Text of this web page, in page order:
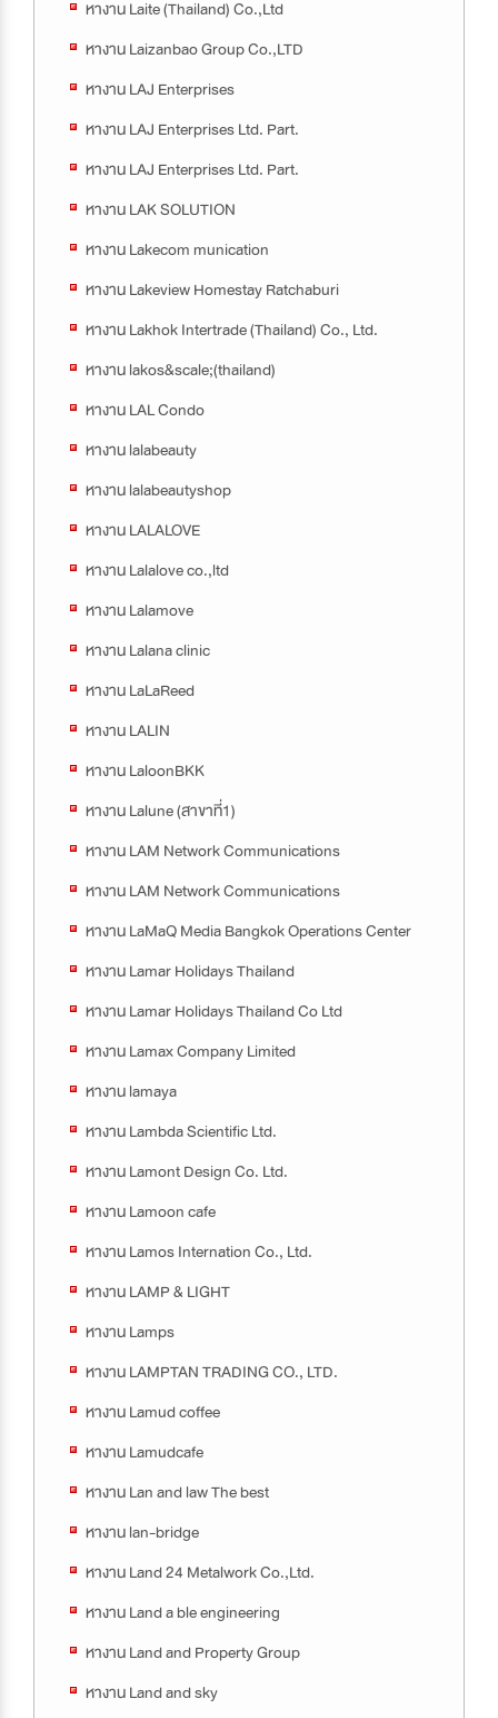
หางาน Laite (Thailand) Co.,Ltd
หางาน Laizanbao Group Co.,LTD
หางาน LAJ Enterprises
หางาน LAJ Enterprises Ltd. Part.
หางาน LAJ Enterprises Ltd. Part.
หางาน LAK SOLUTION
หางาน Lakecom munication
หางาน Lakeview Homestay Ratchaburi
หางาน Lakhok Intertrade (Thailand) Co., Ltd.
หางาน lakos&scale;(thailand)
หางาน LAL Condo
หางาน lalabeauty
หางาน lalabeautyshop
หางาน LALALOVE
หางาน Lalalove co.,ltd
หางาน Lalamove
หางาน Lalana clinic
หางาน LaLaReed
หางาน LALIN
หางาน LaloonBKK
หางาน Lalune (สาขาที่1)
หางาน LAM Network Communications
หางาน LAM Network Communications
หางาน LaMaQ Media Bangkok Operations Center
หางาน Lamar Holidays Thailand
หางาน Lamar Holidays Thailand Co Ltd
หางาน Lamax Company Limited
หางาน lamaya
หางาน Lambda Scientific Ltd.
หางาน Lamont Design Co. Ltd.
หางาน Lamoon cafe
หางาน Lamos Internation Co., Ltd.
หางาน LAMP & LIGHT
หางาน Lamps
หางาน LAMPTAN TRADING CO., LTD.
หางาน Lamud coffee
หางาน Lamudcafe
หางาน Lan and law The best
หางาน lan-bridge
หางาน Land 24 Metalwork Co.,Ltd.
หางาน Land a ble engineering
หางาน Land and Property Group
หางาน Land and sky